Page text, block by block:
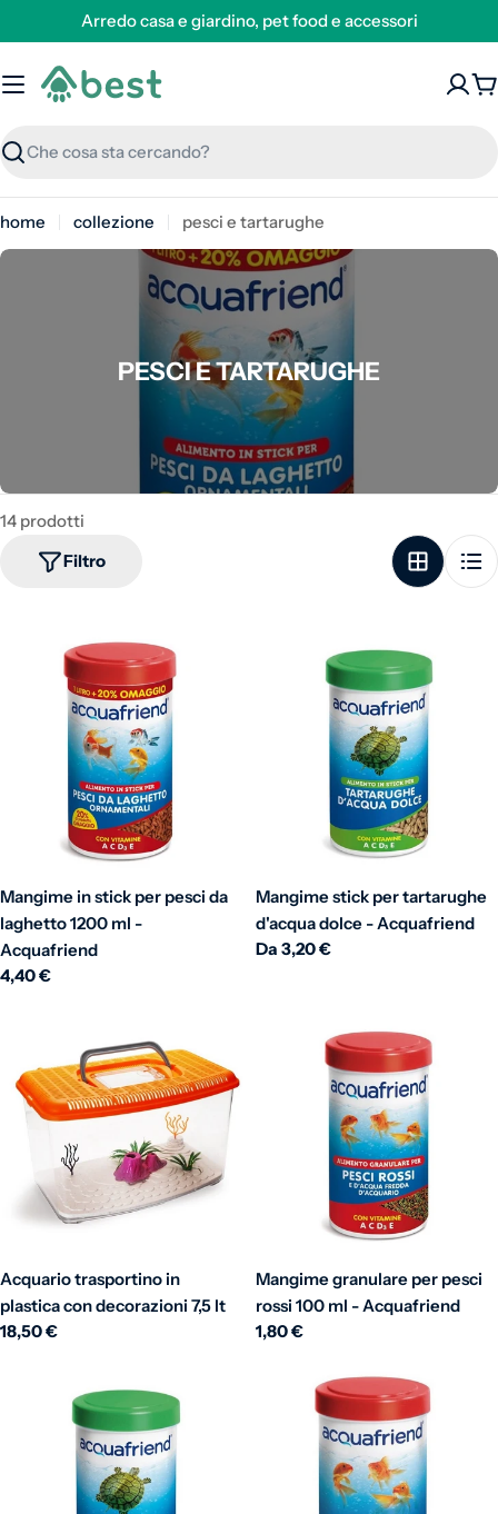
Arredo casa e giardino, pet food e accessori
Ricerca
home collezione pesci e tartarughe
COLLEZIONE:
PESCI E TARTARUGHE
14 prodotti
Filtro
Mangime in stick per pesci da
laghetto 1200 ml -
Acquafriend
Prezzo normale
4,40 €
Mangime stick per tartarughe
d'acqua dolce - Acquafriend
Prezzo normale
Da 3,20 €
Acquario trasportino in
plastica con decorazioni 7,5 lt
Prezzo normale
18,50 €
Mangime granulare per pesci
rossi 100 ml - Acquafriend
Prezzo normale
1,80 €